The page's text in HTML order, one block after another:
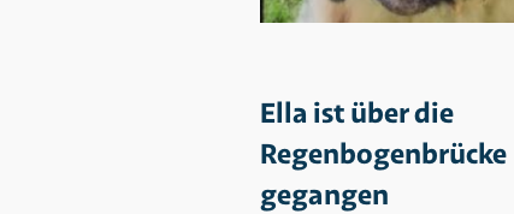
Ella ist über die
Regenbogenbrücke
gegangen